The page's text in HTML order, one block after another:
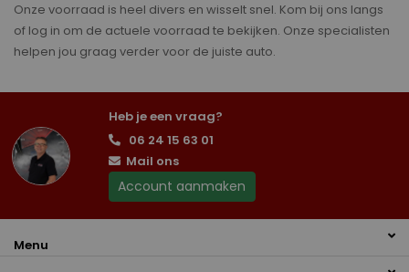
Onze voorraad is heel divers en wisselt snel. Kom bij ons langs
of log in om de actuele voorraad te bekijken. Onze specialisten
helpen jou graag verder voor de juiste auto.
Heb je een vraag?
06 24 15 63 01
Mail ons
Account aanmaken
Menu